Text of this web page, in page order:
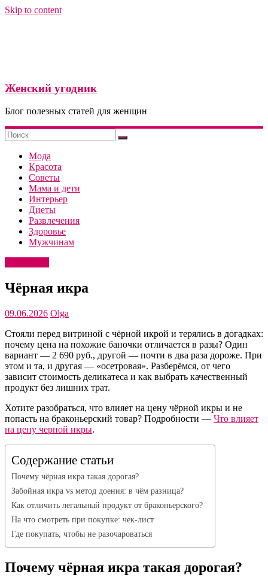
Skip to content
Женский угодник
Блог полезных статей для женщин
Мода
Красота
Советы
Мама и дети
Интерьер
Диеты
Развлечения
Здоровье
Мужчинам
Чёрная икра
09.06.2026 Olga
Стояли перед витриной с чёрной икрой и терялись в догадках:
почему цена на похожие баночки отличается в разы? Один
вариант — 2 690 руб., другой — почти в два раза дороже. При
этом и та, и другая — «осетровая». Разберёмся, от чего
зависит стоимость деликатеса и как выбрать качественный
продукт без лишних трат.
Хотите разобраться, что влияет на цену чёрной икры и не
попасть на браконьерский товар? Подробности — Что влияет
на цену черной икры.
Содержание статьи
Почему чёрная икра такая дорогая?
Забойная икра vs метод доения: в чём разница?
Как отличить легальный продукт от браконьерского?
На что смотреть при покупке: чек‑лист
Где покупать, чтобы не разочароваться
Почему чёрная икра такая дорогая?